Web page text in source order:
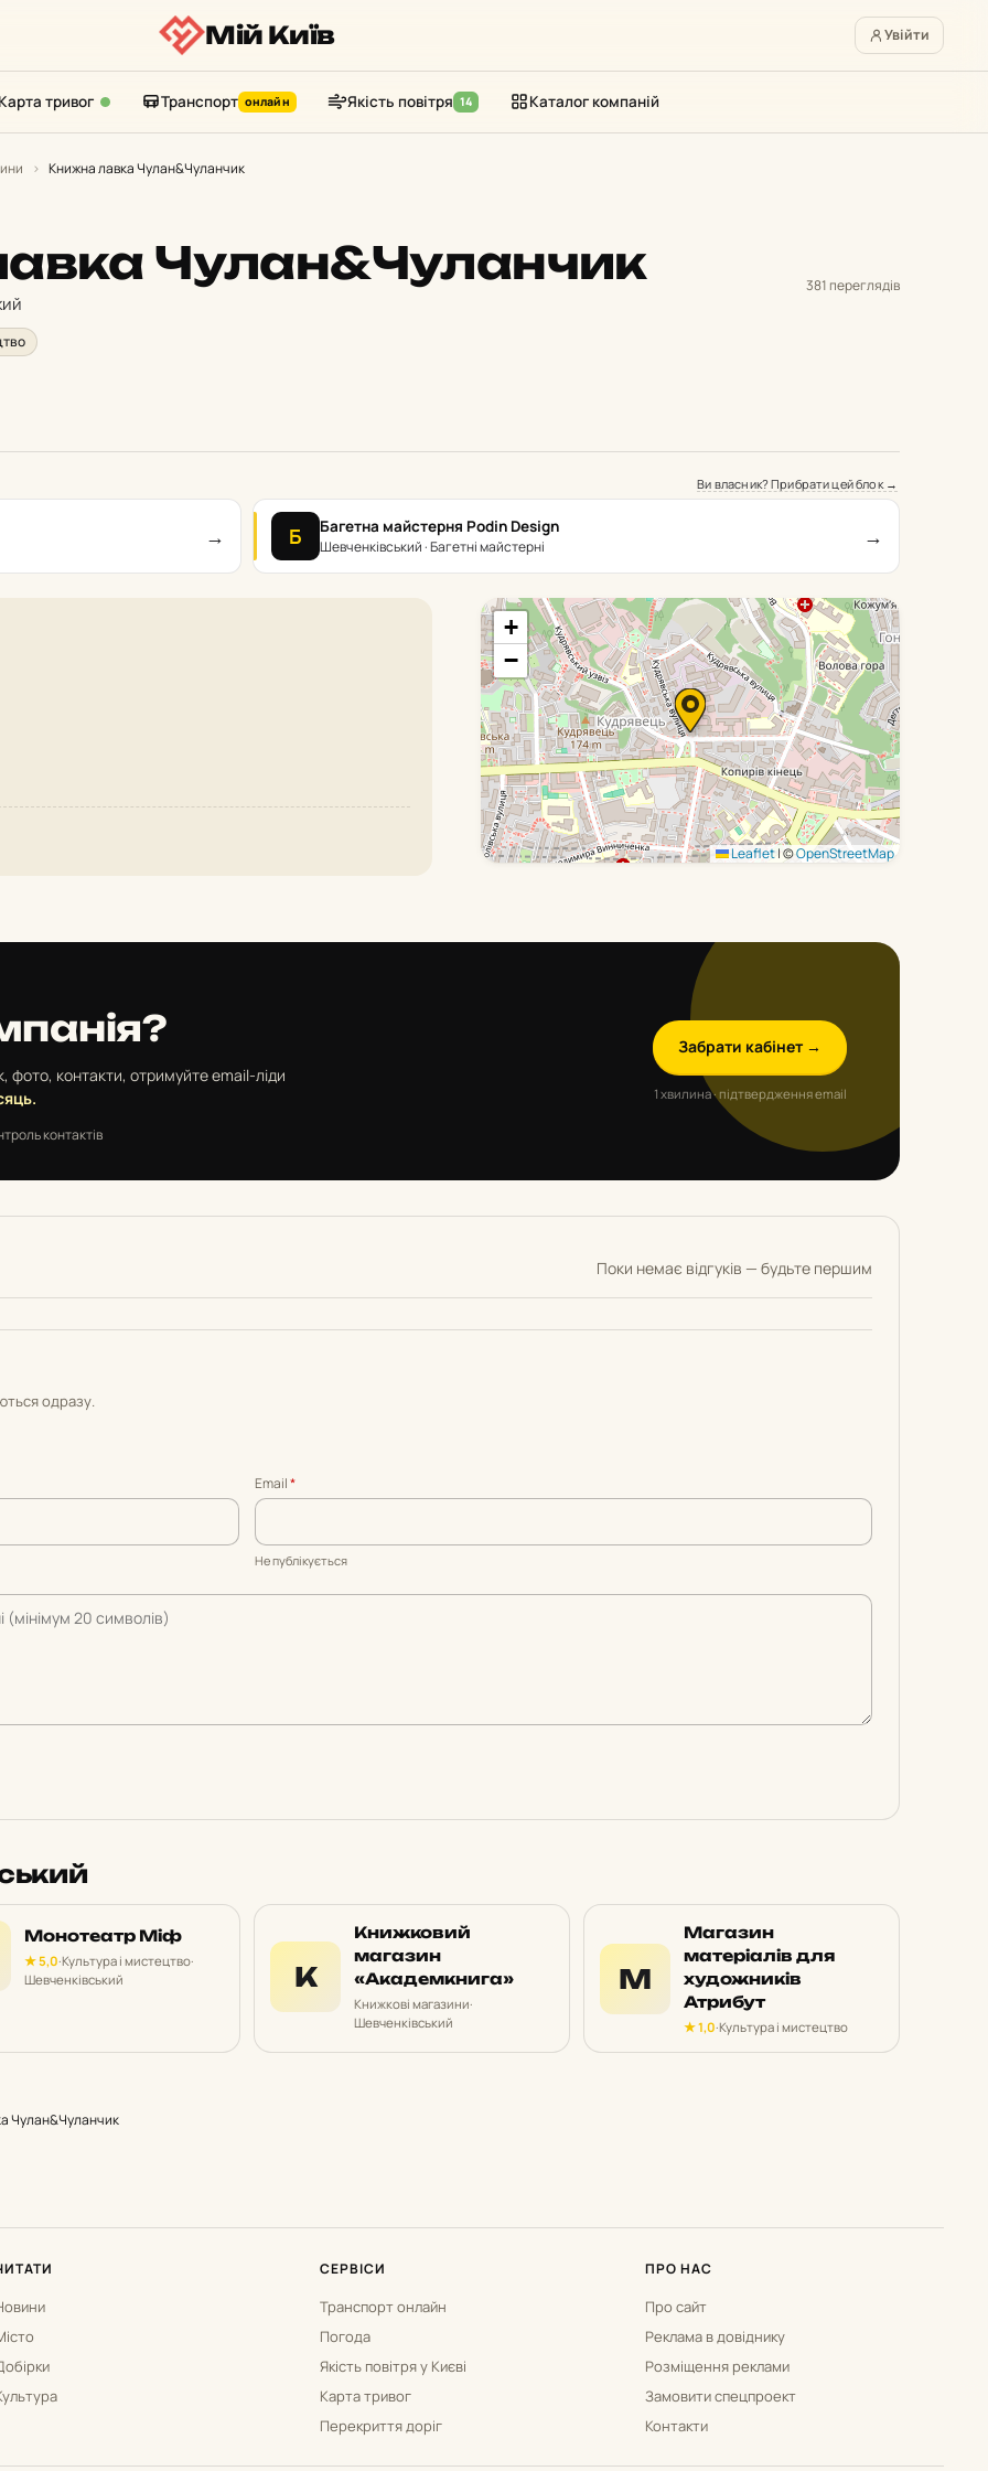
Мій Київ Увійти
Карта тривог Транспорт онлайн Якість повітря 14 Каталог компаній
› Книжна лавка Чулан&Чуланчик
Чулан&Чуланчик 381 переглядів
Ви власник? Прибрати цей блок →
→ Б Багетна майстерня Podin Design
Шевченківський · Багетні майстерні →
+
−
Leaflet|©OpenStreetMap
фото, контакти, отримуйте email-ліди
контактів
Забрати кабінет →
1 хвилина · підтвердження email
Поки немає відгуків — будьте першим
одразу.
Email*
Не публікується
Монотеатр Міф
★ 5,0·Культура і мистецтво·
Шевченківський
К
Книжковий
магазин
«Академкнига»
Книжкові магазини·
Шевченківський
М
Магазин
матеріалів для
художників
Атрибут
★ 1,0·Культура і мистецтво
Чулан&Чуланчик
СЕРВІСИ
Транспорт онлайн
Погода
Якість повітря у Києві
Карта тривог
Перекриття доріг
ПРО НАС
Про сайт
Реклама в довіднику
Розміщення реклами
Замовити спецпроект
Контакти